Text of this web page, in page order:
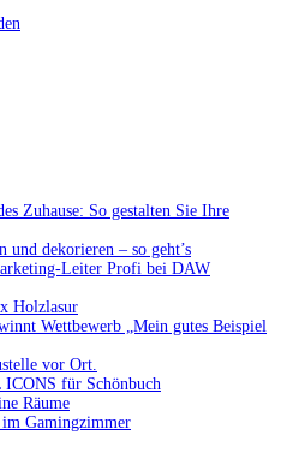
Zuhause: So gestalten Sie Ihre
dekorieren – so geht’s
Leiter Profi bei DAW
Holzlasur
Wettbewerb „Mein gutes Beispiel
vor Ort.
für Schönbuch
Räume
Gamingzimmer